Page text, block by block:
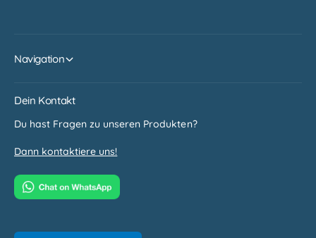
Navigation
Dein Kontakt
Du hast Fragen zu unseren Produkten?
Dann kontaktiere uns!